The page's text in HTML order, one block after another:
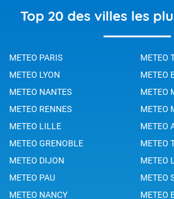
Top 20 des villes les
METEO PARIS
METEO
METEO LYON
METEO
METEO NANTES
METEO
METEO RENNES
METEO
METEO LILLE
METEO
METEO GRENOBLE
METEO
METEO DIJON
METEO
METEO PAU
METEO
METEO NANCY
METEO